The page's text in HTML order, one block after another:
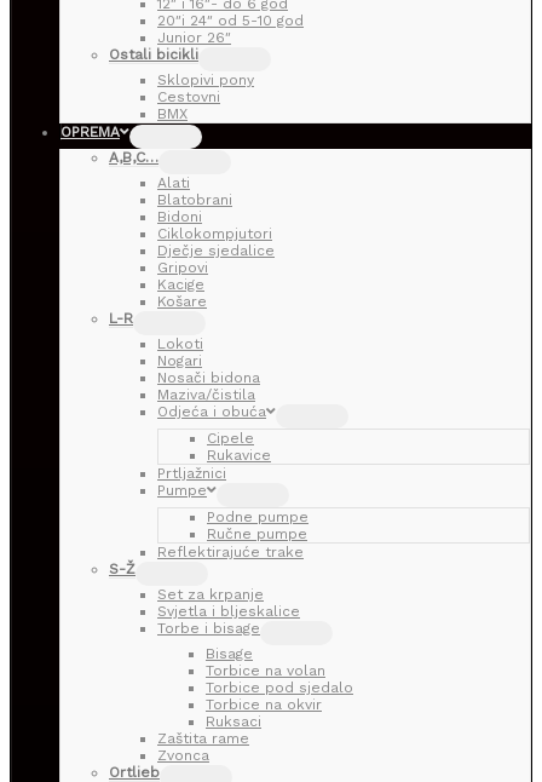
20″i 24″ od 5-10 god
Junior 26″
Ostali bicikli
Sklopivi pony
Cestovni
BMX
OPREMA
A,B,C…
Alati
Blatobrani
Bidoni
Ciklokompjutori
Dječje sjedalice
Gripovi
Kacige
Košare
L-R
Lokoti
Nogari
Nosači bidona
Maziva/čistila
Odjeća i obuća
Cipele
Rukavice
Prtljažnici
Pumpe
Podne pumpe
Ručne pumpe
Reflektirajuće trake
S-Ž
Set za krpanje
Svjetla i bljeskalice
Torbe i bisage
Bisage
Torbice na volan
Torbice pod sjedalo
Torbice na okvir
Ruksaci
Zaštita rame
Zvonca
Ortlieb